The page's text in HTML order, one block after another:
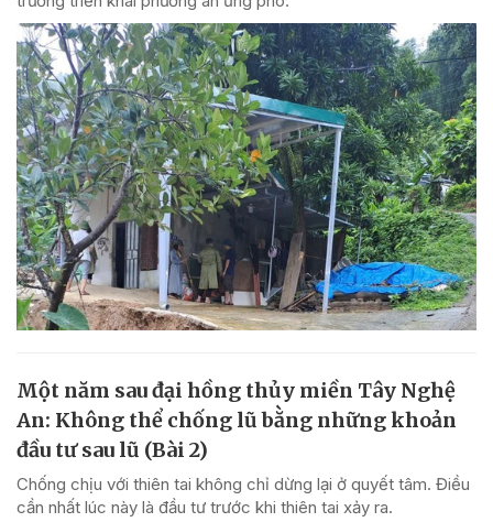
Một năm sau đại hồng thủy miền Tây Nghệ
An: Không thể chống lũ bằng những khoản
đầu tư sau lũ (Bài 2)
Chống chịu với thiên tai không chỉ dừng lại ở quyết tâm. Điều
cần nhất lúc này là đầu tư trước khi thiên tai xảy ra.